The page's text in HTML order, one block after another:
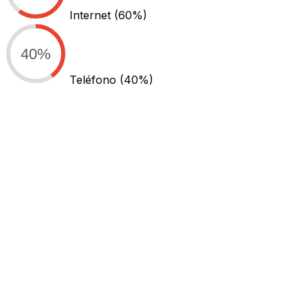
Internet (60%)
40%
Teléfono (40%)